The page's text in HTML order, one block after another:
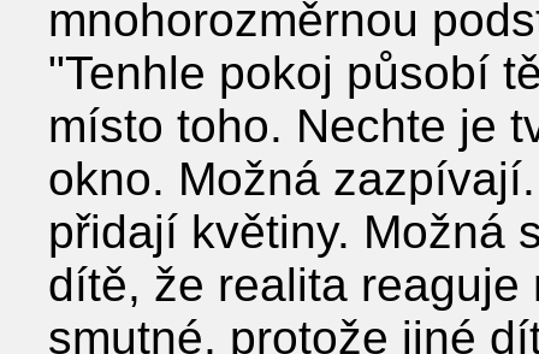
mnohorozměrnou
"Tenhle pokoj působí
místo toho. Nechte je
okno. Možná
přidají květiny. Možná
dítě, že realita
smutné, protože jiné